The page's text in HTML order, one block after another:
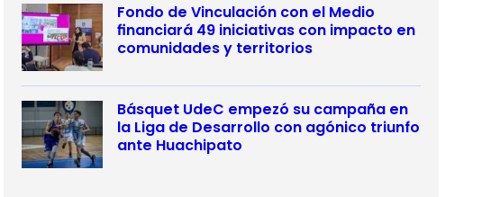
Fondo de Vinculación con el Medio
financiará 49 iniciativas con impacto en
comunidades y territorios
Básquet UdeC empezó su campaña en
la Liga de Desarrollo con agónico triunfo
ante Huachipato